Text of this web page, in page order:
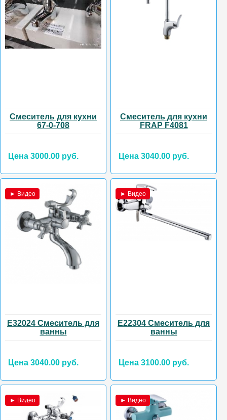
Смеситель для кухни
67-0-708
Цена 3000.00 руб.
Смеситель для кухни
FRAP F4081
Цена 3040.00 руб.
► Видео
E32024 Смеситель для
ванны
Цена 3040.00 руб.
► Видео
E22304 Смеситель для
ванны
Цена 3100.00 руб.
► Видео ► Видео